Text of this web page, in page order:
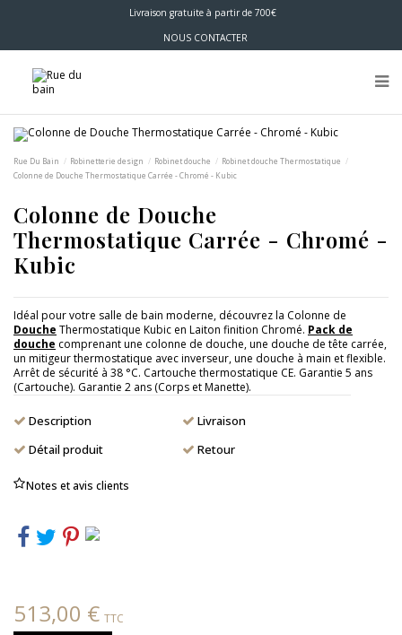
Livraison gratuite à partir de 700€
NOUS CONTACTER
Rue Du Bain Robinetterie design Robinet douche
Robinet douche Thermostatique
Colonne de Douche Thermostatique Carrée - Chromé - Kubic
Colonne de Douche
Thermostatique Carrée - Chromé -
Kubic
Idéal pour votre salle de bain moderne, découvrez la Colonne de
Douche Thermostatique Kubic en Laiton finition Chromé. Pack de
douche comprenant une colonne de douche, une douche de tête carrée,
un mitigeur thermostatique avec inverseur, une douche à main et flexible.
Arrêt de sécurité à 38 °C. Cartouche thermostatique CE. Garantie 5 ans
(Cartouche). Garantie 2 ans (Corps et Manette).
Description
Détail produit
Notes et avis clients
Livraison
Retour
513,00 € TTC